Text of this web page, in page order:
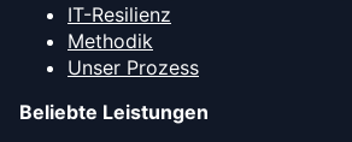
IT-Resilienz
Methodik
Unser Prozess
Beliebte Leistungen